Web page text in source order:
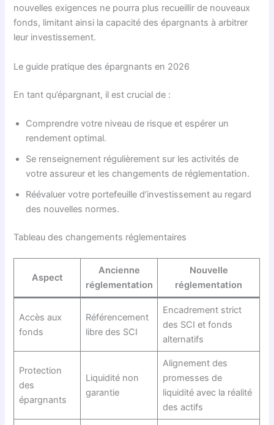
nouvelles exigences ne pourra plus recueillir de nouveaux
fonds, limitant ainsi la capacité des épargnants à arbitrer
leur investissement.
Le guide pratique des épargnants en 2026
En tant qu’épargnant, il est crucial de :
Comprendre votre niveau de risque et espérer un
rendement optimal.
Se renseignement régulièrement sur les activités de
votre assureur et les changements de réglementation.
Réévaluer votre portefeuille d’investissement au regard
des nouvelles normes.
Tableau des changements réglementaires
Aspect
Ancienne
réglementation
Nouvelle
réglementation
Accès aux
fonds
Référencement
libre des SCI
Encadrement strict
des SCI et fonds
alternatifs
Protection
des
épargnants
Liquidité non
garantie
Alignement des
promesses de
liquidité avec la réalité
des actifs